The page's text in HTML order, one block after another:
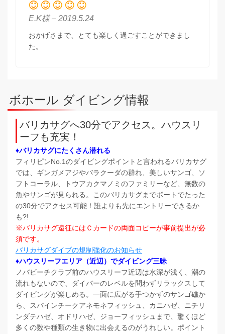
E.K様 – 2019.5.24
おかげさまで、とても楽しく過ごすことができまし
た。
ボホール ダイビング情報
バリカサグへ30分でアクセス。ハウスリ
ーフも充実！
♦バリカサグにたくさん潜れる
フィリピンNo.1のダイビングポイントと言われるバリカサグ
では、ギンガメアジやバラクーダの群れ、美しいサンゴ、ソ
フトコーラル、トウアカクマノミのファミリーなど、無数の
魚やサンゴが見られる。このバリカサグまでボートでたった
の30分でアクセス可能！誰よりも先にエントリーできるか
も?!
※バリカサグ遠征にはＣカードの両面コピーが事前提出が必
須です。
バリカサグダイブの規制強化のお知らせ
♦ハウスリーフエリア（近辺）でダイビング三昧
ノバビーチクラブ前のハウスリーフ近辺は水深が浅く、潮の
流れもないので、ダイバーのレベルを問わずリラックスして
ダイビングが楽しめる。一面に広がる手つかずのサンゴ礁か
ら、スパインチークアネモネフィッシュ、カニハゼ、ニチリ
ンダテハゼ、オドリハゼ、ジョーフィッシュまで、驚くほど
多くの数や種類の生き物に出会えるのがうれしい。ポイント